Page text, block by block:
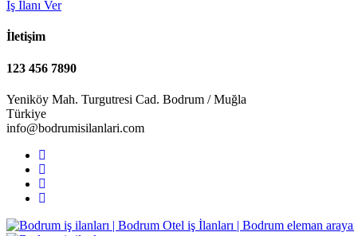
İş İlanı Ver
İletişim
123 456 7890
Yeniköy Mah. Turgutresi Cad. Bodrum / Muğla
Türkiye
info@bodrumisilanlari.com